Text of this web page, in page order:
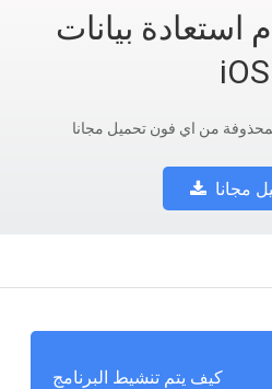
بيانات
iOS
من اي فون تحميل مجانا
مجانا
كيف يتم تنشيط البرنامج